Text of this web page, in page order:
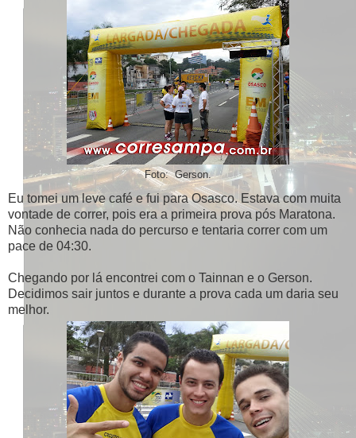
Foto: Gerson.
Eu tomei um leve café e fui para Osasco. Estava com muita
vontade de correr, pois era a primeira prova pós Maratona.
Não conhecia nada do percurso e tentaria correr com um
pace de 04:30.
Chegando por lá encontrei com o Tainnan e o Gerson.
Decidimos sair juntos e durante a prova cada um daria seu
melhor.